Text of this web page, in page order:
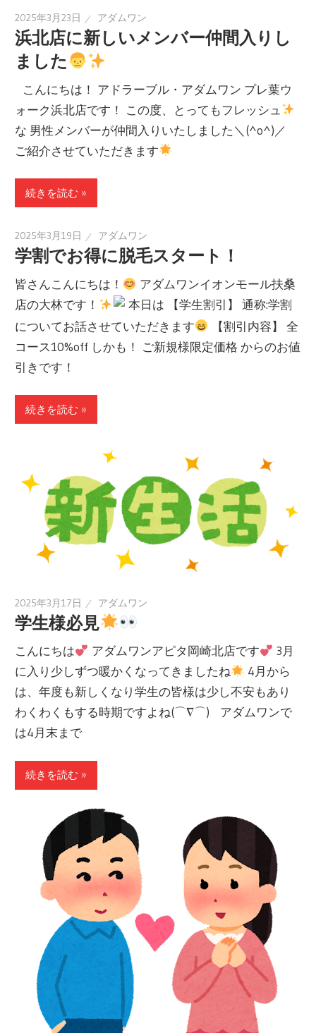
2025年3月23日 アダムワン
浜北店に新しいメンバー仲間入りし
ました
こんにちは！ アドラーブル・アダムワン プレ葉ウ
ォーク浜北店です！ この度、とってもフレッシュ
な 男性メンバーが仲間入りいたしました＼(^o^)／
ご紹介させていただきます
続きを読む »
2025年3月19日 アダムワン
学割でお得に脱毛スタート！
皆さんこんにちは！
アダムワンイオンモール扶桑
店の大林です！
本日は 【学生割引】 通称:学割
についてお話させていただきます
【割引内容】 全
コース10%off しかも！ ご新規様限定価格 からのお値
引きです！
続きを読む »
2025年3月17日 アダムワン
学生様必見
こんにちは アダムワンアピタ岡崎北店です
3月
に入り少しずつ暖かくなってきましたね
4月から
は、年度も新しくなり学生の皆様は少し不安もあり
わくわくもする時期ですよね(⌒∇⌒) アダムワンで
は4月末まで
続きを読む »